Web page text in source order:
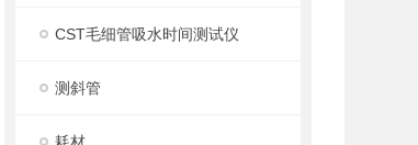
CST毛细管吸水时间测试仪
测斜管